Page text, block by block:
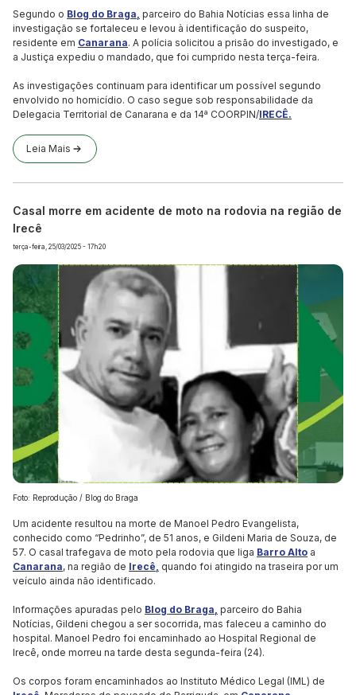
Segundo o Blog do Braga, parceiro do Bahia Notícias essa linha de
investigação se fortaleceu e levou à identificação do suspeito,
residente em Canarana. A polícia solicitou a prisão do investigado, e
a Justiça expediu o mandado, que foi cumprido nesta terça-feira.
As investigações continuam para identificar um possível segundo
envolvido no homicídio. O caso segue sob responsabilidade da
Delegacia Territorial de Canarana e da 14ª COORPIN/IRECÊ.
Leia Mais
Casal morre em acidente de moto na rodovia na região de
Irecê
terça-feira, 25/03/2025 - 17h20
Foto: Reprodução / Blog do Braga
Um acidente resultou na morte de Manoel Pedro Evangelista,
conhecido como “Pedrinho”, de 51 anos, e Gildeni Maria de Souza, de
57. O casal trafegava de moto pela rodovia que liga Barro Alto a
Canarana, na região de Irecê, quando foi atingido na traseira por um
veículo ainda não identificado.
Informações apuradas pelo Blog do Braga, parceiro do Bahia
Notícias, Gildeni chegou a ser socorrida, mas faleceu a caminho do
hospital. Manoel Pedro foi encaminhado ao Hospital Regional de
Irecê, onde morreu na tarde desta segunda-feira (24).
Os corpos foram encaminhados ao Instituto Médico Legal (IML) de